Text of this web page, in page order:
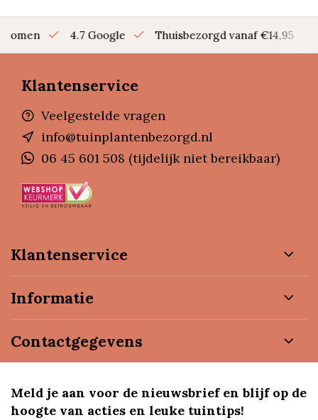
bomen 4.7 Google Thuisbezorgd vanaf €14,95
Klantenservice
Veelgestelde vragen
info@tuinplantenbezorgd.nl
06 45 601 508 (tijdelijk niet bereikbaar)
Klantenservice
Informatie
Contactgegevens
Meld je aan voor de nieuwsbrief en blijf op de
hoogte van acties en leuke tuintips!